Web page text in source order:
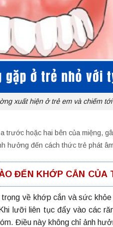
xuất hiện ở trẻ em và chiếm
hoặc hai bên của miệng,
hưởng đến cách thức trẻ phát
ĐẾN KHỚP CẮN CỦA
về khớp cắn và sức
lưỡi liên tục đẩy vào các
Điều này không chỉ ảnh